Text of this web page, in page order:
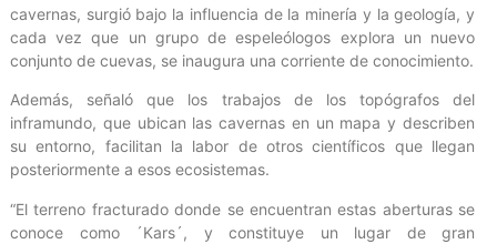
cavernas, surgió bajo la influencia de la minería y la geología, y
cada vez que un grupo de espeleólogos explora un nuevo
conjunto de cuevas, se inaugura una corriente de conocimiento.
Además, señaló que los trabajos de los topógrafos del
inframundo, que ubican las cavernas en un mapa y describen
su entorno, facilitan la labor de otros científicos que llegan
posteriormente a esos ecosistemas.
“El terreno fracturado donde se encuentran estas aberturas se
conoce como ´Kars´, y constituye un lugar de gran